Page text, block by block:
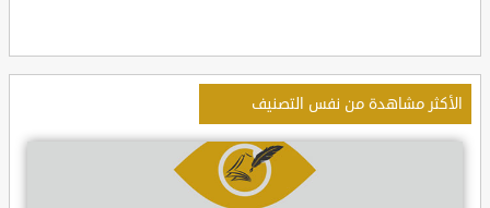
الأكثر مشاهدة من نفس التصنيف